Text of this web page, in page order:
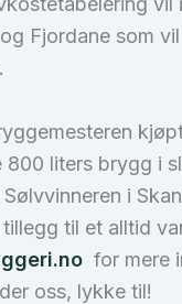
Fjordane som
800 liters brygg i
i
til et alltid
for mere
oss, lykke til!